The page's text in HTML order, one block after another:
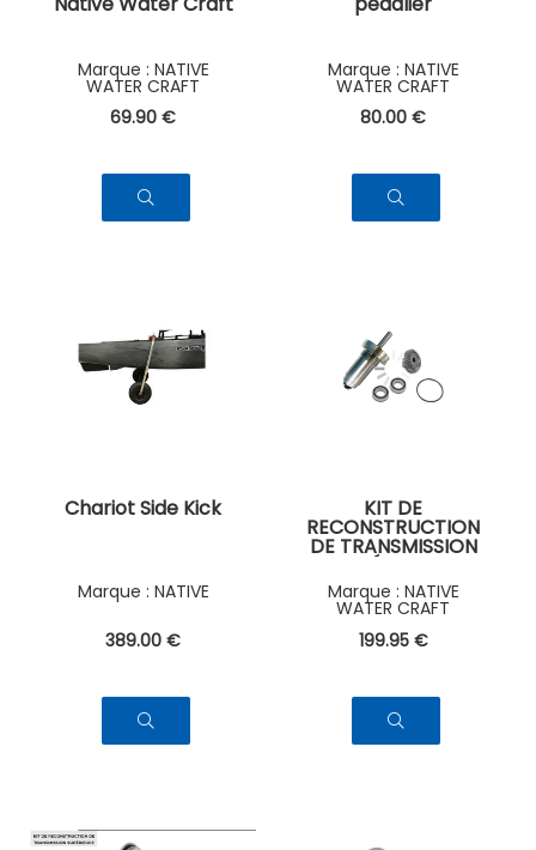
NATIVE
WATER CRAFT
69.90 €
NATIVE
WATER CRAFT
80.00 €
Chariot Side Kick
NATIVE
389.00 €
KIT DE
RECONSTRUCTION
DE TRANSMISSION
INFÉRIEURE
NATIVE
WATER CRAFT
199.95 €